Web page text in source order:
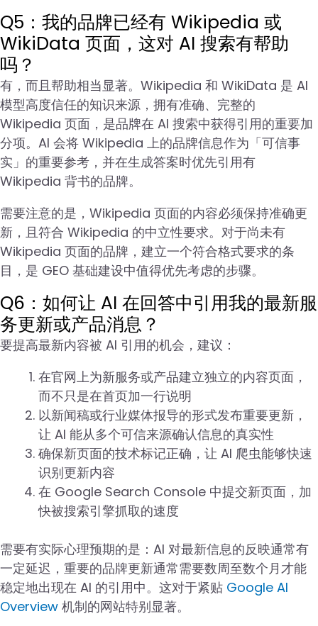
Q5：我的品牌已经有 Wikipedia 或
WikiData 页面，这对 AI 搜索有帮助
吗？
有，而且帮助相当显著。Wikipedia 和 WikiData 是 AI
模型高度信任的知识来源，拥有准确、完整的
Wikipedia 页面，是品牌在 AI 搜索中获得引用的重要加
分项。AI 会将 Wikipedia 上的品牌信息作为「可信事
实」的重要参考，并在生成答案时优先引用有
Wikipedia 背书的品牌。
需要注意的是，Wikipedia 页面的内容必须保持准确更
新，且符合 Wikipedia 的中立性要求。对于尚未有
Wikipedia 页面的品牌，建立一个符合格式要求的条
目，是 GEO 基础建设中值得优先考虑的步骤。
Q6：如何让 AI 在回答中引用我的最新服
务更新或产品消息？
要提高最新内容被 AI 引用的机会，建议：
在官网上为新服务或产品建立独立的内容页面，
而不只是在首页加一行说明
以新闻稿或行业媒体报导的形式发布重要更新，
让 AI 能从多个可信来源确认信息的真实性
确保新页面的技术标记正确，让 AI 爬虫能够快速
识别更新内容
在 Google Search Console 中提交新页面，加
快被搜索引擎抓取的速度
需要有实际心理预期的是：AI 对最新信息的反映通常有
一定延迟，重要的品牌更新通常需要数周至数个月才能
稳定地出现在 AI 的引用中。这对于紧贴 Google AI
Overview 机制的网站特别显著。